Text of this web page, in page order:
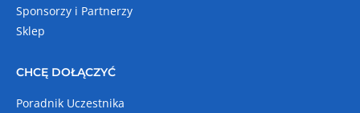
Sponsorzy i Partnerzy
Sklep
CHCĘ DOŁĄCZYĆ
Poradnik Uczestnika